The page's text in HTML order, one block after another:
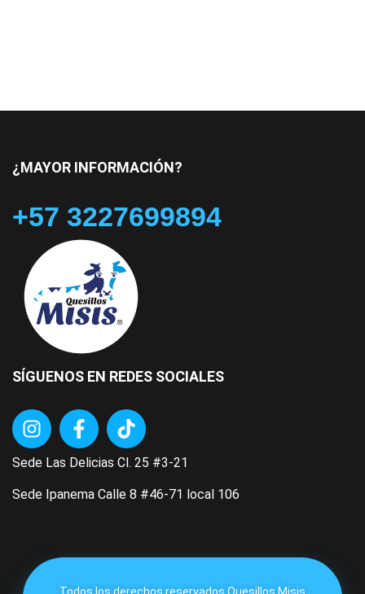
¿MAYOR INFORMACIÓN?
+57 3227699894
SÍGUENOS EN REDES SOCIALES
Sede Las Delicias Cl. 25 #3-21
Sede Ipanema Calle 8 #46-71 local 106
Todos los derechos reservados Quesillos Misis